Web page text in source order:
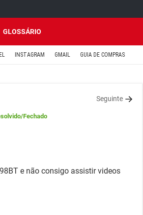
GLOSSÁRIO
INSTAGRAM GMAIL GUIA DE COMPRAS
Seguinte
/Fechado
e não consigo assistir videos